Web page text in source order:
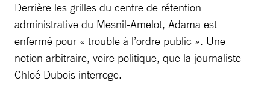
Derrière les grilles du centre de rétention
administrative du Mesnil-Amelot, Adama est
enfermé pour « trouble à l’ordre public ». Une
notion arbitraire, voire politique, que la journaliste
Chloé Dubois interroge.